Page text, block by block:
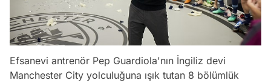
Efsanevi antrenör Pep Guardiola'nın İngiliz devi
Manchester City yolculuğuna ışık tutan 8 bölümlük